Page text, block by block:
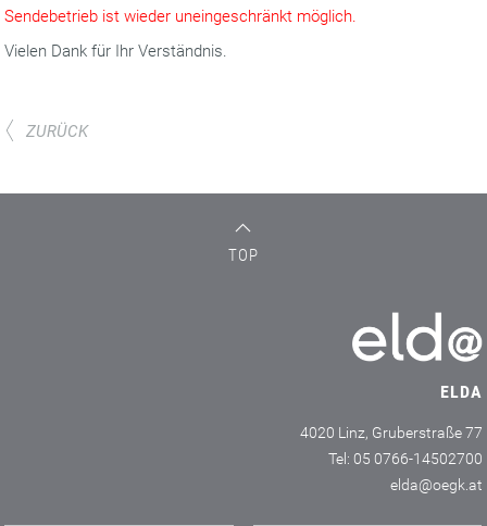
Sendebetrieb ist wieder uneingeschränkt möglich.
Vielen Dank für Ihr Verständnis.
ZURÜCK
TOP
ELDA
4020 Linz, Gruberstraße 77
Tel: 05 0766-14502700
elda@oegk.at